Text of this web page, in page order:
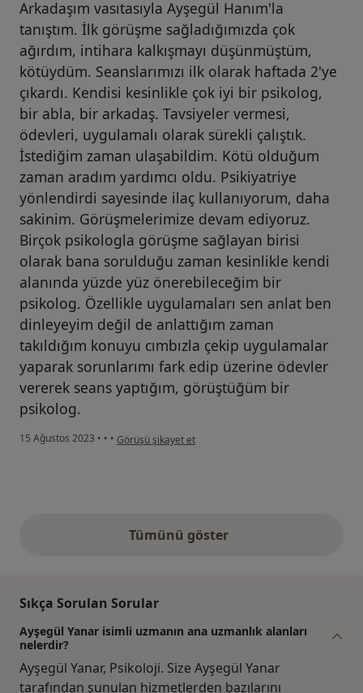
Arkadaşım vasıtasıyla Ayşegül Hanım'la
tanıştım. İlk görüşme sağladığımızda çok
ağırdım, intihara kalkışmayı düşünmüştüm,
kötüydüm. Seanslarımızı ilk olarak haftada 2'ye
çıkardı. Kendisi kesinlikle çok iyi bir psikolog,
bir abla, bir arkadaş. Tavsiyeler vermesi,
ödevleri, uygulamalı olarak sürekli çalıştık.
İstediğim zaman ulaşabildim. Kötü olduğum
zaman aradım yardımcı oldu. Psikiyatriye
yönlendirdi sayesinde ilaç kullanıyorum, daha
sakinim. Görüşmelerimize devam ediyoruz.
Birçok psikologla görüşme sağlayan birisi
olarak bana sorulduğu zaman kesinlikle kendi
alanında yüzde yüz önerebileceğim bir
psikolog. Özellikle uygulamaları sen anlat ben
dinleyeyim değil de anlattığım zaman
takıldığım konuyu cımbızla çekip uygulamalar
yaparak sorunlarımı fark edip üzerine ödevler
vererek seans yaptığım, görüştüğüm bir
psikolog.
15 Ağustos 2023 • • • kullanıcının görüşüne göre ş.....
Görüşü şikayet et
Tümünü gösteryukarıdaki görüşler
Sıkça Sorulan Sorular
Ayşegül Yanar isimli uzmanın ana uzmanlık alanları
nelerdir?
Ayşegül Yanar, Psikoloji. Size Ayşegül Yanar
tarafından sunulan hizmetlerden bazılarını